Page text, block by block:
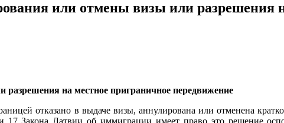
или отмены визы или разрешения
на местное приграничное передвижение
отказано в выдаче визы, аннулирована или отменена
17 Закона Латвии об иммиграции имеет право это решение